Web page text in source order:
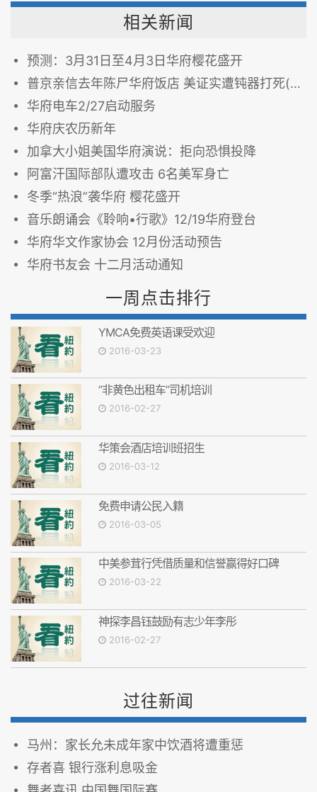
相关新闻
预测：3月31日至4月3日华府樱花盛开
普京亲信去年陈尸华府饭店 美证实遭钝器打死(视频)
华府电车2/27启动服务
华府庆农历新年
加拿大小姐美国华府演说：拒向恐惧投降
阿富汗国际部队遭攻击 6名美军身亡
冬季“热浪”袭华府 樱花盛开
音乐朗诵会《聆响•行歌》12/19华府登台
华府华文作家协会 12月份活动预告
华府书友会 十二月活动通知
一周点击排行
YMCA免费英语课受欢迎
2016-03-23
“非黄色出租车”司机培训
2016-02-27
华策会酒店培训班招生
2016-03-12
免费申请公民入籍
2016-03-05
中美参茸行凭借质量和信誉赢得好口碑
2016-03-22
神探李昌钰鼓励有志少年李彤
2016-02-27
过往新闻
马州：家长允未成年家中饮酒将遭重惩
存者喜 银行涨利息吸金